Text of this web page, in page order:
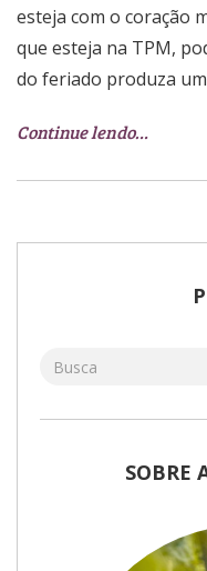
esteja com o coração
que esteja na TPM,
do feriado produza
Continue lendo…
SOBRE